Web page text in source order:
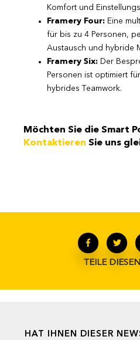
Komfort und
Framery Four: Eine
für bis zu 4 Personen,
Austausch und hybride
Framery Six: Der
Personen ist optimiert
hybrides Teamwork.
Möchten Sie die Smart
Kontaktieren Sie uns
TEILE
HAT IHNEN DIESER